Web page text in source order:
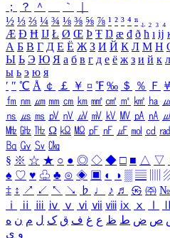
；
？ ＾ ｀
½ ⅓ ⅔ ¼ ¾ ⅛ ⅜ ⅝ ⅞ ¹ ² ³ ⁴ ⁿ ₁ ₂ ₃ ₄
Æ Ð Ħ Ĳ Ł Ø Œ Þ Ŧ Ŋ æ đ ð ħ ı ĳ
А Б В Г Д Е Ё Ж З И Й К Л М Н
Ы Ь Э Ю Я а б в г д е ё ж з и й к л
ы ь э ю я
′ ″ ℃ Å ￠ ￡ ￥ ¤ ℉ ‰ ＄ ％ Ｆ
㎙ ㎚ ㎛ ㎜ ㎝ ㎞ ㎟ ㎠ ㎡ ㎢ ㏊
㎱ ㎲ ㎳ ㎴ ㎵ ㎶ ㎷ ㎸ ㎹ ㎀ ㎁
㎒ ㎓ ㎔ Ω ㏀ ㏁ ㎊ ㎋ ㎌ ㏖ ㏅ ㎭
㏃ ㏉ ㏜ ㏆
§ ※ ☆ ★ ○ ● ◎ ◇ ◆ □ ■ △ ▽
♠ ♡ ♥ ♧ ♣ ⊙ ◈ ▣ ◐ ◑ ▒ ▤
‡ ↕ ↗ ↙ ↖ ↘ ♭ ♩ ♪ ♬ ㉿ ㈜ №
ⅰ
ⅱ ⅲ ⅳ ⅴ ⅵ ⅶ ⅷ ⅸ ⅹ
ص ض ط ظ ع غ ف ق ک ل م ن ه
و ی